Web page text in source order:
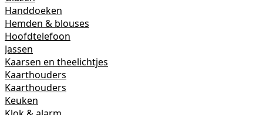
Handdoeken
Hemden & blouses
Hoofdtelefoon
Jassen
Kaarsen en theelichtjes
Kaarthouders
Kaarthouders
Keuken